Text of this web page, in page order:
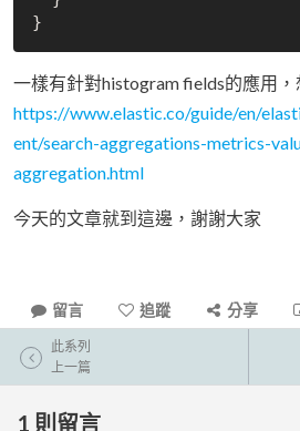
一樣有針對histogram fields的應用，
https://www.elastic.co/guide/en/
ent/search-aggregations-metrics-
aggregation.html
今天的文章就到這邊，謝謝大家
留言 追蹤 分享
此系列
上一篇
1 則留言